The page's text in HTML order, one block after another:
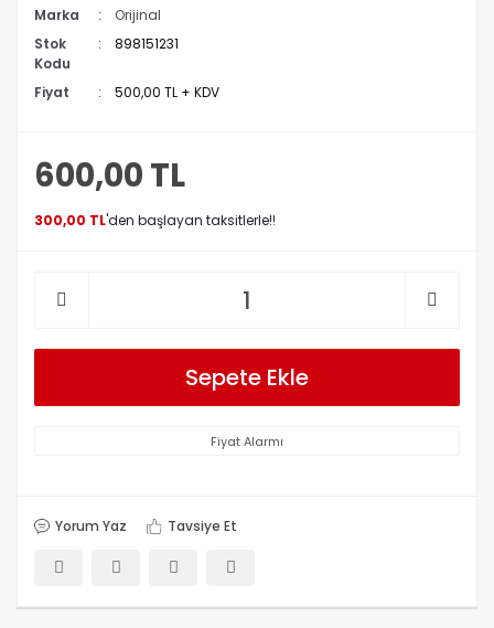
Marka
Orijinal
Stok
Kodu
898151231
Fiyat 500,00 TL + KDV
600,00 TL
300,00 TL'den başlayan taksitlerle!!
Sepete Ekle
Fiyat Alarmı
Yorum Yaz Tavsiye Et